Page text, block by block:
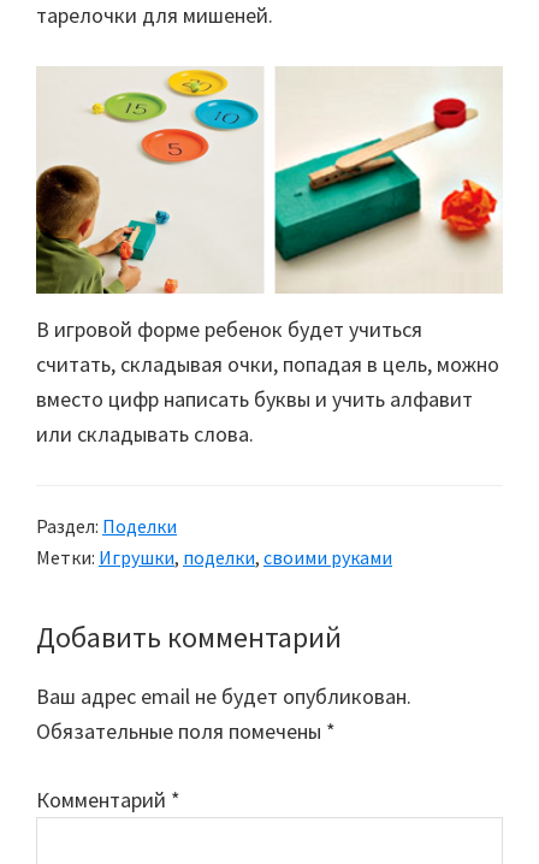
тарелочки для мишеней.
В игровой форме ребенок будет учиться
считать, складывая очки, попадая в цель, можно
вместо цифр написать буквы и учить алфавит
или складывать слова.
Раздел: Поделки
Метки: Игрушки, поделки, своими руками
Reader
Interactions
Добавить комментарий
Ваш адрес email не будет опубликован.
Обязательные поля помечены *
Комментарий *